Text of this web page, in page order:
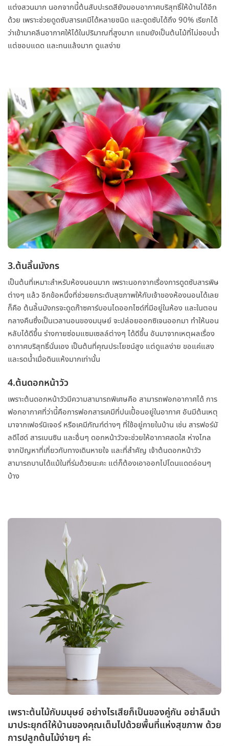
แต่งสวนมาก นอกจากนี้ต้นสับปะรดสียังมอบอากาศบริสุทธิ์ให้บ้านได้อีก
ด้วย เพราะช่วยดูดซับสารเคมีได้หลายชนิด และดูดซับได้ถึง 90% เรียกได้
ว่าเข้ามาคลีนอากาศให้ได้ในปริมาณที่สูงมาก แถมยังเป็นต้นไม้ที่ไม่ชอบน้ำ
แต่ชอบแดด และทนแล้งมาก ดูแลง่าย
3.ต้นลิ้นมังกร
เป็นต้นที่เหมาะสำหรับห้องนอนมาก เพราะนอกจากเรื่องการดูดซับสารพิษ
ต่างๆ แล้ว อีกข้อหนึ่งที่ช่วยยกระดับสุขภาพให้กับเจ้าของห้องนอนได้เลย
ก็คือ ต้นลิ้นมังกรจะดูดก๊าซคาร์บอนไดออกไซด์ที่มีอยู่ในห้อง และในตอน
กลางคืนซึ่งเป็นเวลานอนของมนุษย์ จะปล่อยออกซิเจนออกมา ทำให้นอน
หลับได้ดีขึ้น ร่างกายซ่อมแซมเซลล์ต่างๆ ได้ดีขึ้น อันมาจากเหตุผลเรื่อง
อากาศบริสุทธิ์นั่นเอง เป็นต้นที่คุณประโยชน์สูง แต่ดูแลง่าย ขอแค่แสง
และรดน้ำเมื่อดินแห้งมากเท่านั้น
4.ต้นดอกหน้าวัว
เพราะต้นดอกหน้าวัวมีความสามารถพิเศษคือ สามารถฟอกอากาศได้ การ
ฟอกอากาศที่ว่านี้คือการฟอกสารเคมีที่ปนเปื้อนอยู่ในอากาศ อันมีต้นเหตุ
มาจากเฟอร์นิเจอร์ หรือเคมีภัณฑ์ต่างๆ ที่ใช้อยู่ภายในบ้าน เช่น สารฟอร์มั
ลดีไฮด์ สารเบนซิน และอื่นๆ ดอกหน้าวัวจะช่วยให้อากาศสดใส ห่างไกล
จากปัญหาที่เกี่ยวกับทางเดินหายใจ และที่สำคัญ เจ้าต้นดอกหน้าวัว
สามารถบานได้แม้ในที่ร่มด้วยนะคะ แต่ก็ต้องเอาออกไปโดนแดดอ่อนๆ
บ้าง
เพราะต้นไม้กับมนุษย์ อย่างไรเสียก็เป็นของคู่กัน อย่าลืมนำ
มาประยุกต์ให้บ้านของคุณเต็มไปด้วยพื้นที่แห่งสุขภาพ ด้วย
การปลูกต้นไม้ง่ายๆ ค่ะ